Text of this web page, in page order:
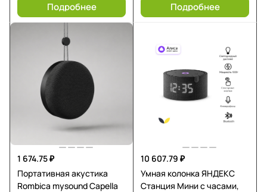
Подробнее Подробнее
1 674.75 ₽
Портативная акустика
Rombica mysound Capella
10 607.79 ₽
Умная колонка ЯНДЕКС
Станция Мини с часами,